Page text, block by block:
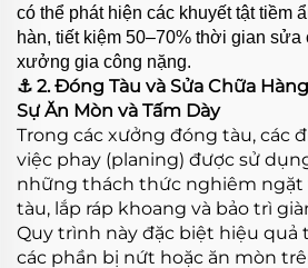
có thể phát hiện các khuyết tật tiềm
hàn, tiết kiệm 50–70% thời gian
xưởng gia công nặng.
⚓ 2. Đóng Tàu và Sửa Chữa
Sự Ăn Mòn và Tấm Dày
Trong các xưởng đóng tàu, các
việc phay (planing) được sử
những thách thức nghiêm ngặt
tàu, lắp ráp khoang và bảo trì
Quy trình này đặc biệt hiệu quả
các phần bị nứt hoặc ăn mòn